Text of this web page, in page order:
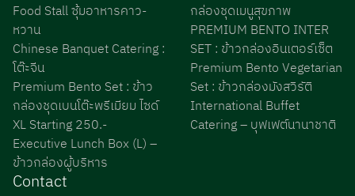
Food Stall ซุ้มอาหารคาว-
หวาน
Chinese Banquet Catering :
โต๊ะจีน
Premium Bento Set : ข้าว
กล่องชุดเบนโต๊ะพรีเมียม ไซด์
XL Starting 250.-
Executive Lunch Box (L) –
ข้าวกล่องผู้บริหาร
กล่องชุดเมนูสุขภาพ
PREMIUM BENTO INTER
SET : ข้าวกล่องอินเตอร์เซ็ต
Premium Bento Vegetarian
Set : ข้าวกล่องมังสวิรัติ
International Buffet
Catering – บุฟเฟต์นานาชาติ
Contact